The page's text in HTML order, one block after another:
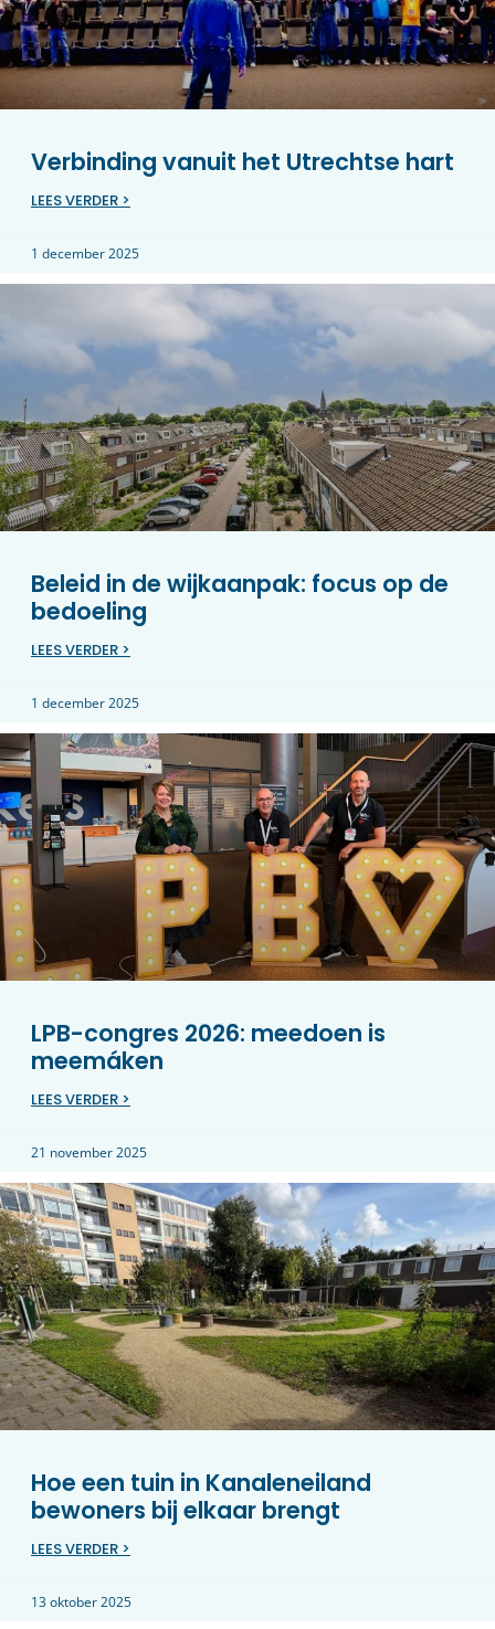
Verbinding vanuit het Utrechtse hart
LEES VERDER >
1 december 2025
Beleid in de wijkaanpak: focus op de
bedoeling
LEES VERDER >
1 december 2025
LPB-congres 2026: meedoen is
meemáken
LEES VERDER >
21 november 2025
Hoe een tuin in Kanaleneiland
bewoners bij elkaar brengt
LEES VERDER >
13 oktober 2025